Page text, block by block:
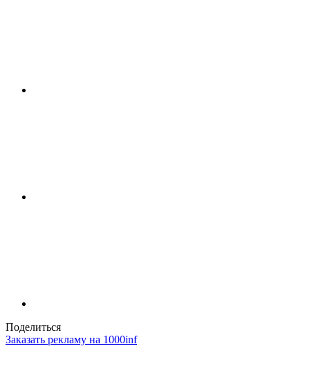
Поделиться
Заказать рекламу на 1000inf